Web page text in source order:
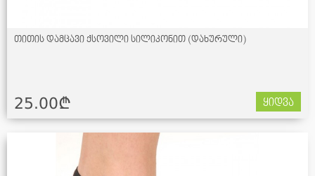
თითის დამცავი ქსოვილი სილიკონით (დახურული)
25.00¢ ყიდვა